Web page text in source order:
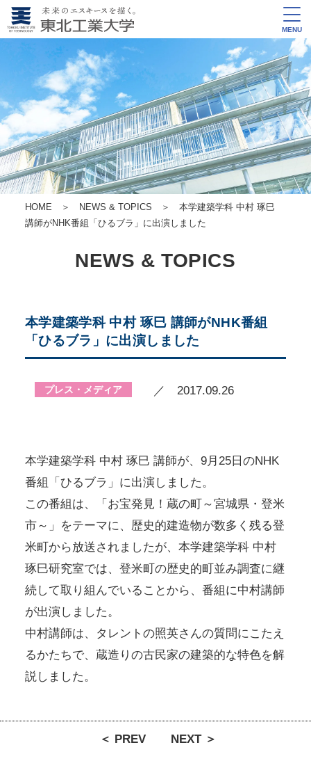
MENU
HOME ＞ NEWS & TOPICS ＞ 本学建築学科 中村 琢巳
講師がNHK番組「ひるブラ」に出演しました
NEWS & TOPICS
本学建築学科 中村 琢巳 講師がNHK番組
「ひるブラ」に出演しました
プレス・メディア ／ 2017.09.26
本学建築学科 中村 琢巳 講師が、9月25日のNHK
番組「ひるブラ」に出演しました。
この番組は、「お宝発見！蔵の町～宮城県・登米
市～」をテーマに、歴史的建造物が数多く残る登
米町から放送されましたが、本学建築学科 中村
琢巳研究室では、登米町の歴史的町並み調査に継
続して取り組んでいることから、番組に中村講師
が出演しました。
中村講師は、タレントの照英さんの質問にこたえ
るかたちで、蔵造りの古民家の建築的な特色を解
説しました。
＜ PREV NEXT ＞